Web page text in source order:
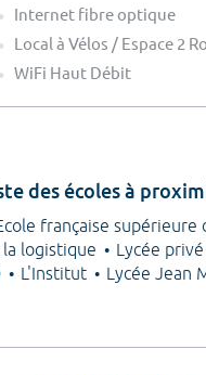
Internet fibre optique
Local à Vélos / Espace 2
WiFi Haut Débit
des écoles à
française supérieure
la logistique
Lycée
L'Institut Lycée Jean